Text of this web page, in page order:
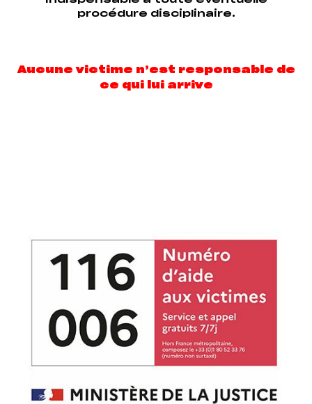
procédure disciplinaire.
Aucune victime n’est responsable de
ce qui lui arrive